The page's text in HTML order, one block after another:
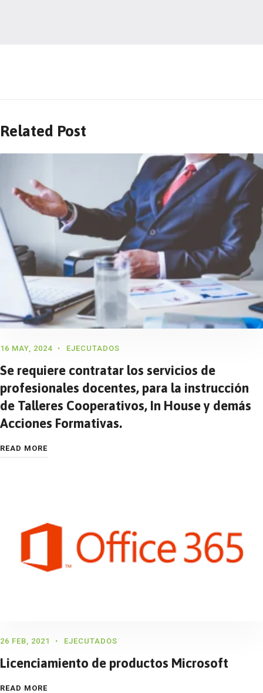
Related Post
16 MAY, 2024 EJECUTADOS
Se requiere contratar los servicios de
profesionales docentes, para la instrucción
de Talleres Cooperativos, In House y demás
Acciones Formativas.
READ MORE
26 FEB, 2021 EJECUTADOS
Licenciamiento de productos Microsoft
READ MORE